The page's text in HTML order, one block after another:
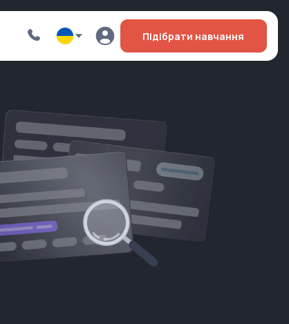
Підібрати навчання